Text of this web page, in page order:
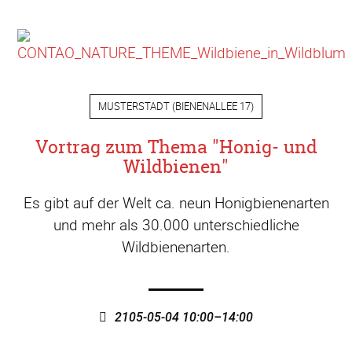
MUSTERSTADT (BIENENALLEE 17)
Vortrag zum Thema "Honig- und
Wildbienen"
Es gibt auf der Welt ca. neun Honigbienenarten
und mehr als 30.000 unterschiedliche
Wildbienenarten.
2105-05-04 10:00–14:00